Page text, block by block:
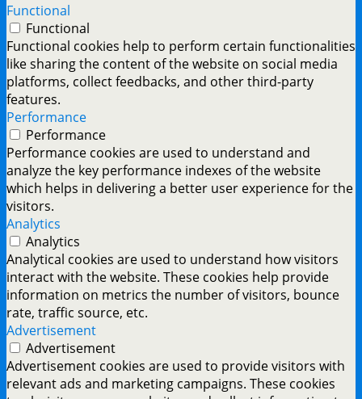
Functional
Functional
Functional cookies help to perform certain functionalities
like sharing the content of the website on social media
platforms, collect feedbacks, and other third-party
features.
Performance
Performance
Performance cookies are used to understand and
analyze the key performance indexes of the website
which helps in delivering a better user experience for the
visitors.
Analytics
Analytics
Analytical cookies are used to understand how visitors
interact with the website. These cookies help provide
information on metrics the number of visitors, bounce
rate, traffic source, etc.
Advertisement
Advertisement
Advertisement cookies are used to provide visitors with
relevant ads and marketing campaigns. These cookies